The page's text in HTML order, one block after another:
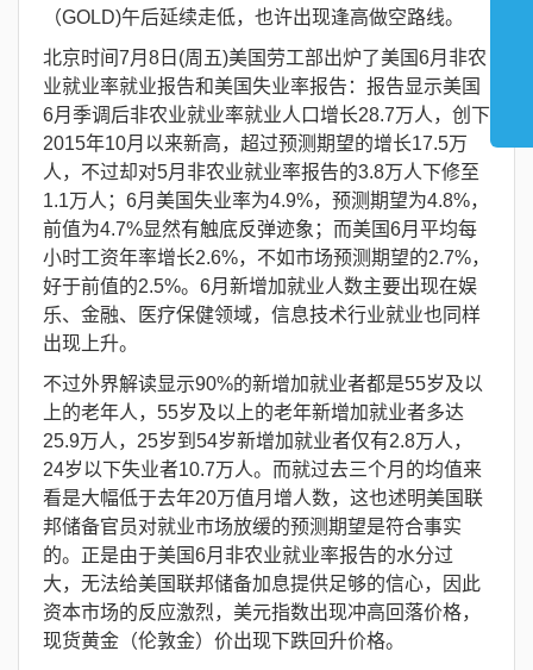
（GOLD)午后延续走低，也许出现逢高做空路线。
北京时间7月8日(周五)美国劳工部出炉了美国6月非农
业就业率就业报告和美国失业率报告：报告显示美国
6月季调后非农业就业率就业人口增长28.7万人，创下
2015年10月以来新高，超过预测期望的增长17.5万
人，不过却对5月非农业就业率报告的3.8万人下修至
1.1万人；6月美国失业率为4.9%，预测期望为4.8%，
前值为4.7%显然有触底反弹迹象；而美国6月平均每
小时工资年率增长2.6%，不如市场预测期望的2.7%，
好于前值的2.5%。6月新增加就业人数主要出现在娱
乐、金融、医疗保健领域，信息技术行业就业也同样
出现上升。
不过外界解读显示90%的新增加就业者都是55岁及以
上的老年人，55岁及以上的老年新增加就业者多达
25.9万人，25岁到54岁新增加就业者仅有2.8万人，
24岁以下失业者10.7万人。而就过去三个月的均值来
看是大幅低于去年20万值月增人数，这也述明美国联
邦储备官员对就业市场放缓的预测期望是符合事实
的。正是由于美国6月非农业就业率报告的水分过
大，无法给美国联邦储备加息提供足够的信心，因此
资本市场的反应激烈，美元指数出现冲高回落价格，
现货黄金（伦敦金）价出现下跌回升价格。